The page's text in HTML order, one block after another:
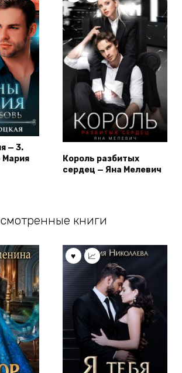
— 3.
Мария
Король разбитых
сердец — Яна Мелевич
книги